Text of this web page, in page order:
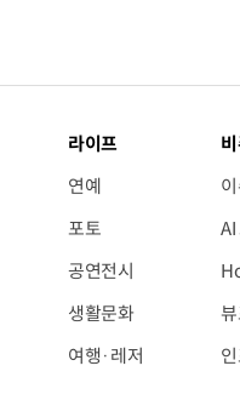
라이프
연예
포토
공연전시
생활문화
여행·레저